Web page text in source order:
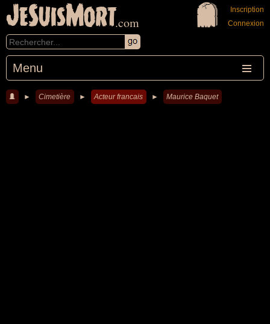
JeSuisMort.com
Menu
Inscription
Connexion
► Cimetière ► Acteur francais ► Maurice Baquet